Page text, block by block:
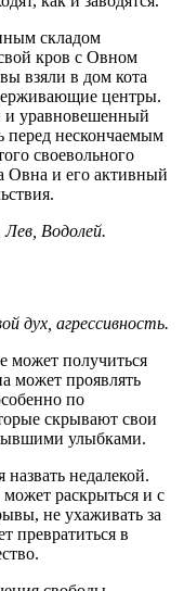
складом
свой кров с Овном
взяли в дом кота
центры.
и уравновешенный
перед нескончаемым
своевольного
Овна и его активный
Водолей.
дух, агрессивность.
может получиться
может проявлять
по
скрывают свои
улыбками.
недалекой.
раскрыться и с
не ухаживать за
превратиться в